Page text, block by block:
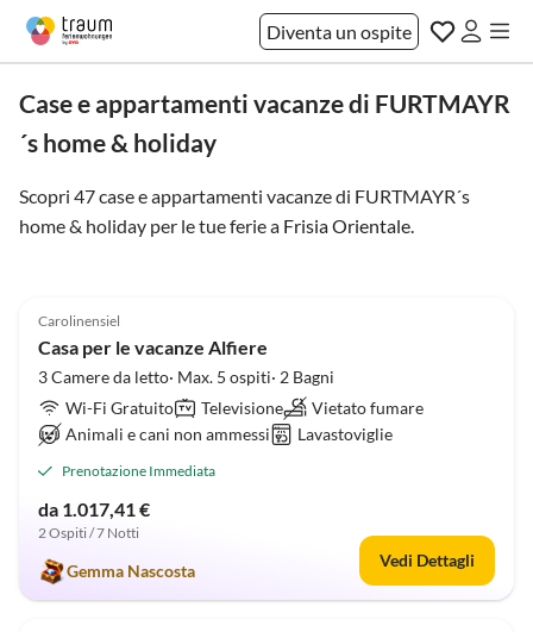
Diventa un ospite
Case e appartamenti vacanze di FURTMAYR
´s home & holiday
Scopri 47 case e appartamenti vacanze di FURTMAYR´s
home & holiday per le tue ferie a Frisia Orientale.
Carolinensiel
Casa per le vacanze Alfiere
3 Camere da letto· Max. 5 ospiti· 2 Bagni
Wi-Fi Gratuito
Televisione
Vietato fumare
Animali e cani non ammessi
Lavastoviglie
Prenotazione Immediata
da 1.017,41 €
2 Ospiti / 7 Notti
Gemma Nascosta
Vedi Dettagli
Annuncio in
Alto
4.9 (30)